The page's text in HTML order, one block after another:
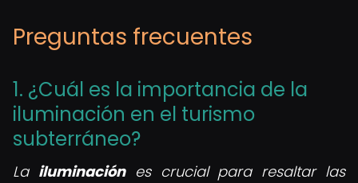
Preguntas frecuentes
1. ¿Cuál es la importancia de la
iluminación en el turismo
subterráneo?
La iluminaciónes crucial para resaltar las